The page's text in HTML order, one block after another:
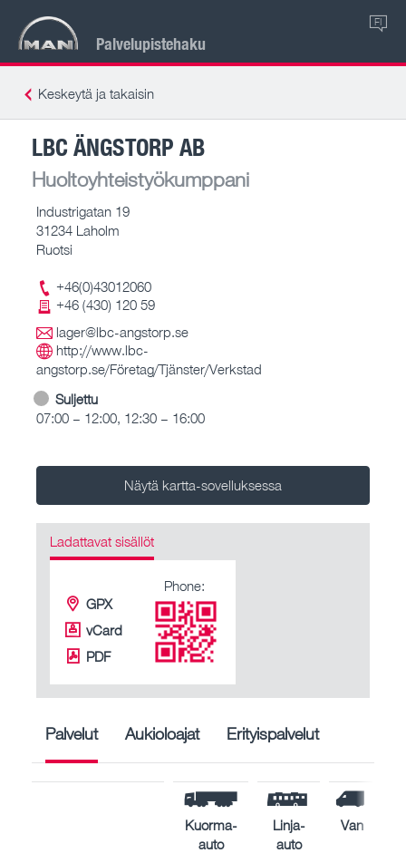
Palvelupistehaku
FI
Keskeytä ja takaisin
LBC ÄNGSTORP AB
Huoltoyhteistyökumppani
Industrigatan 19
31234 Laholm
Ruotsi
+46(0)43012060
+46 (430) 120 59
lager@lbc-angstorp.se
http://www.lbc-
angstorp.se/Företag/Tjänster/Verkstad
Suljettu
07:00 – 12:00, 12:30 – 16:00
Näytä kartta-sovelluksessa
Ladattavat sisällöt
GPX
vCard
PDF
Phone:
Palvelut Aukioloajat Erityispalvelut
Kuorma-
auto
Linja-
auto
Van